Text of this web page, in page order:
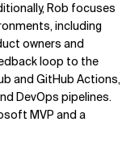
Rob focuses
including
owners and
loop to the
and GitHub Actions,
DevOps pipelines.
MVP and a